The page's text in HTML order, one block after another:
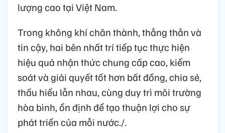
lượng cao tại Việt Nam.
Trong không khí chân thành, thẳng thắn và
tin cậy, hai bên nhất trí tiếp tục thực hiện
hiệu quả nhận thức chung cấp cao, kiểm
soát và giải quyết tốt hơn bất đồng, chia sẻ,
thấu hiểu lẫn nhau, cùng duy trì môi trường
hòa bình, ổn định để tạo thuận lợi cho sự
phát triển của mỗi nước./.